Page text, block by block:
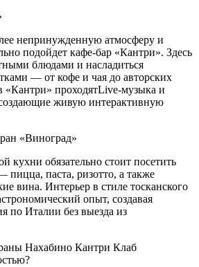
непринужденную атмосферу и
подойдет кафе-бар «Кантри». Здесь
блюдами и насладиться
— от кофе и чая до авторских
«Кантри» проходятLive-музыка и
создающие живую интерактивную
«Виноград»
кухни обязательно стоит посетить
паста, ризотто, а также
вина. Интерьер в стиле тосканского
опыт, создавая
по Италии без выезда из
Нахабино Кантри Клаб